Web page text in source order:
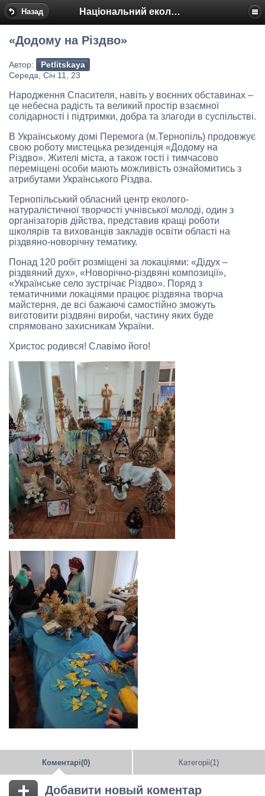
Назад Національний еколого-натуралістичний центр
«Додому на Різдво»
Автор:
Petlitskaya
Середа, Січ 11, 23
Народження Спасителя, навіть у воєнних обставинах –
це небесна радість та великий простір взаємної
солідарності і підтримки, добра та злагоди в суспільстві.
В Українському домі Перемога (м.Тернопіль) продовжує
свою роботу мистецька резиденція «Додому на
Різдво». Жителі міста, а також гості і тимчасово
переміщені особи мають можливість ознайомитись з
атрибутами Українського Різдва.
Тернопільський обласний центр еколого-
натуралістичної творчості учнівської молоді, один з
організаторів дійства, представив кращі роботи
школярів та вихованців закладів освіти області на
різдвяно-новорічну тематику.
Понад 120 робіт розміщені за локаціями: «Дідух –
різдвяний дух», «Новорічно-різдвяні композиції»,
«Українське село зустрічає Різдво». Поряд з
тематичними локаціями працює різдвяна творча
майстерня, де всі бажаючі самостійно зможуть
виготовити різдвяні вироби, частину яких буде
спрямовано захисникам України.
Христос родився! Славімо його!
Коментарі(0) Категоріі(1)
Добавити новый коментар